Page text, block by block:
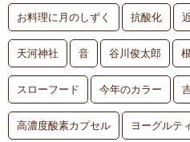
お料理に月のしずく 抗酸化
天河神社 音 谷川俊太郎
スローフード 今年のカラー
高濃度酸素カプセル ヨーグルテ